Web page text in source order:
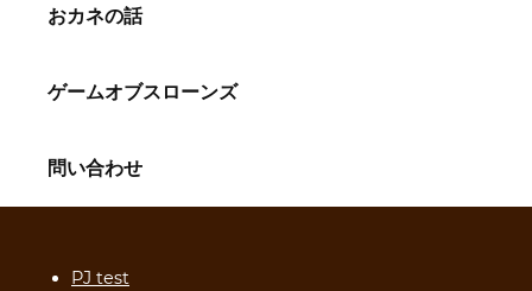
おカネの話
ゲームオブスローンズ
問い合わせ
PJ test